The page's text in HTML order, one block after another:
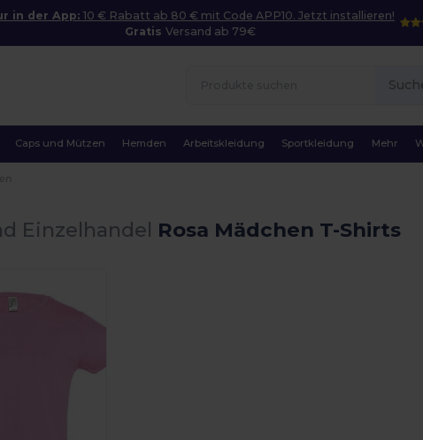
in der App: 10 € Rabatt ab 80 € mit Code APP10. Jetzt installieren!
GratisVersand ab 79€
Caps und Mützen Hemden Arbeitskleidung Sportkleidung Mehr
Einzelhandel Rosa Mädchen T-Shirts